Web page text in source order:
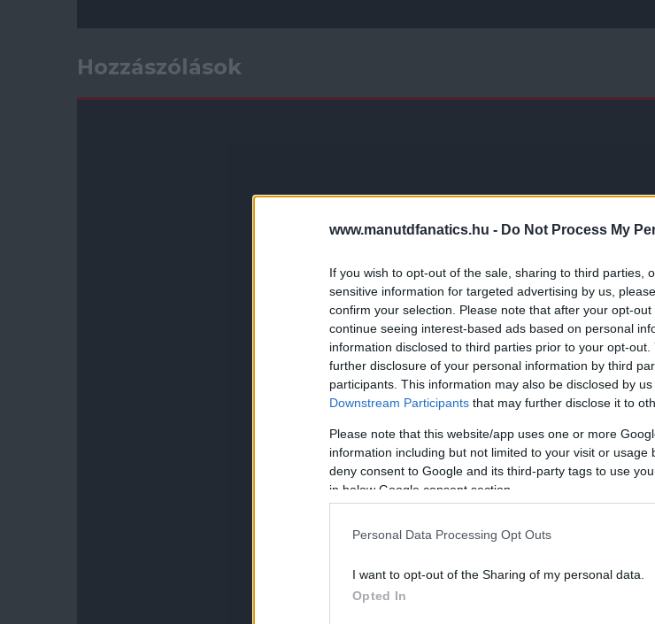
www.manutdfanatics.hu - Do Not Process My
If you wish to opt-out of the sale, sharing to third parties,
sensitive information for targeted advertising by us,
confirm your selection. Please note that after your opt-
continue seeing interest-based ads based on personal
information disclosed to third parties prior to your opt-
further disclosure of your personal information by third
participants. This information may also be disclosed by
Downstream Participants that may further disclose it to
Please note that this website/app uses one or more
information including but not limited to your visit or usage
deny consent to Google and its third-party tags to use
in below Google consent section.
Personal Data Processing Opt Outs
I want to opt-out of the Sharing of my personal data.
Opted In
Hozzászólások